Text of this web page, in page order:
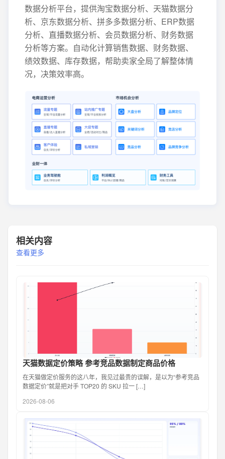
数据分析平台，提供淘宝数据分析、天猫数据分
析、京东数据分析、拼多多数据分析、ERP数据
分析、直播数据分析、会员数据分析、财务数据
分析等方案。自动化计算销售数据、财务数据、
绩效数据、库存数据，帮助卖家全局了解整体情
况，决策效率高。
相关内容
查看更多
天猫数据定价策略 参考竞品数据制定商品价格
在天猫做定价服务的这八年，我见过最贵的误解，是以为“参考竞品
数据定价”就是把对手 TOP20 的 SKU 拉一 […]
2026-08-06